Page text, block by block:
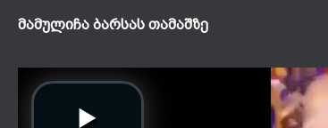
მამულიჩა ბარსას თამაშზე